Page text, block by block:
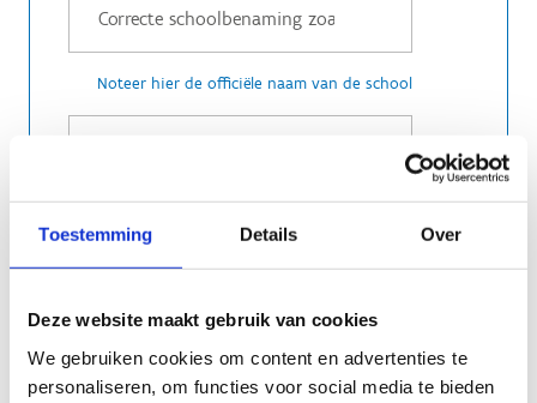
Toestemming Details Over
Deze website maakt gebruik van cookies
We gebruiken cookies om content en advertenties te
personaliseren, om functies voor social media te bieden
Noteer hier de officiële naam van de school
de school
Vul hier de postcode en gemeente in